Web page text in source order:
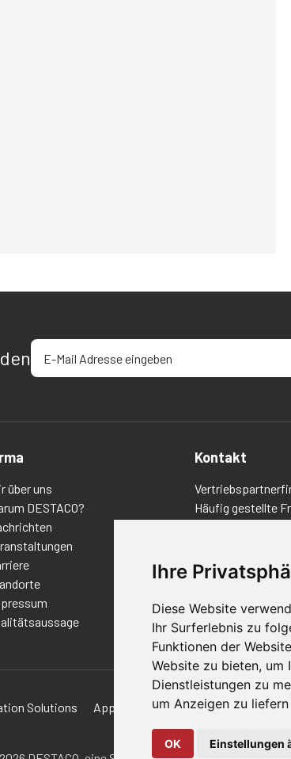
Ihre
Diese Website
Ihr Surferlebnis zu
Funktionen der
Website zu bieten, um
Dienstleistungen zu
um Anzeigen zu
OK Einstellungen
E-Mail-Adresse eingeben
über uns
DESTACO?
Kontakt
Häufig gestellte
Richtlinien/AGBs
Solutions Applications Aerospace Solutions